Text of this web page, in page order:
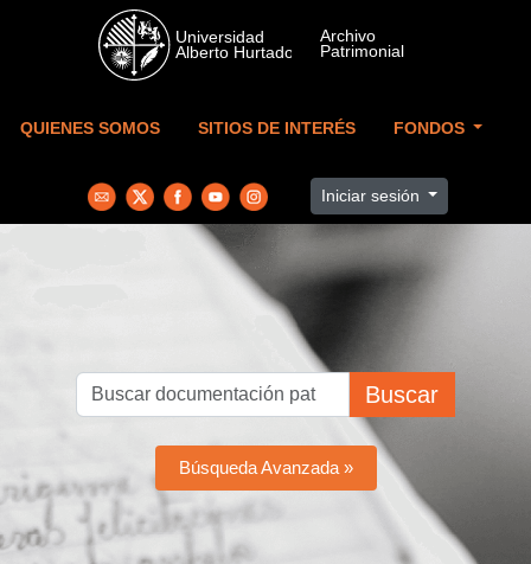
Skip to main content
QUIENES SOMOS SITIOS DE INTERÉS FONDOS
Iniciar sesión
Buscar
Búsqueda Avanzada »